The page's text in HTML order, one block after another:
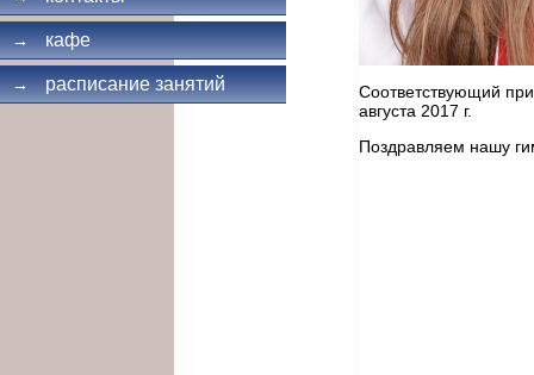
→ кафе
→ расписание занятий
Соответствующий
августа 2017 г.
Поздравляем нашу